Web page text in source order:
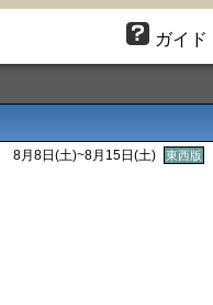
ガイド
8月8日(土)~8月15日(土) 東西版